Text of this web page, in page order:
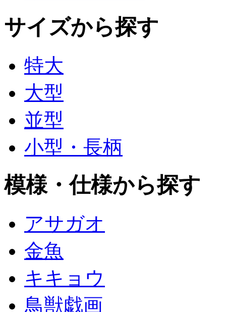
サイズから探す
特大
大型
並型
小型・長柄
模様・仕様から探す
アサガオ
金魚
キキョウ
鳥獣戯画